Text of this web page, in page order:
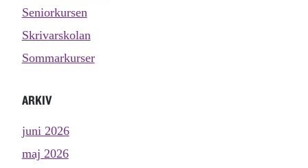
Seniorkursen
Skrivarskolan
Sommarkurser
ARKIV
juni 2026
maj 2026